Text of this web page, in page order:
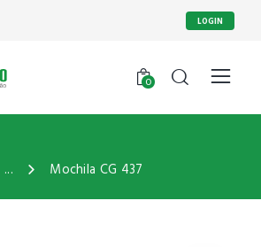
LOGIN
0
... Mochila CG 437